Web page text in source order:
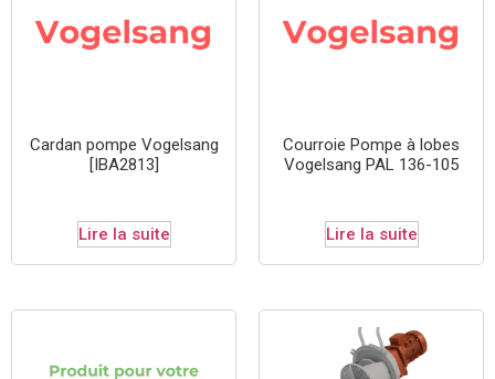
Cardan pompe Vogelsang
[IBA2813]
Lire la suite
Courroie Pompe à lobes
Vogelsang PAL 136-105
Lire la suite